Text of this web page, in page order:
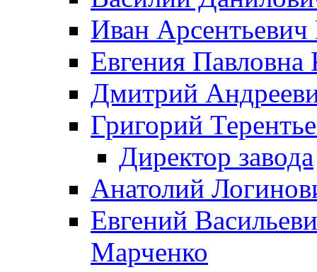
Иван
Евгения Павловна
Дмитрий
Григорий
Директор завода
Анатолий
Евгений
Марченко